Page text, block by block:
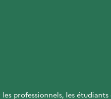
les professionnels, les